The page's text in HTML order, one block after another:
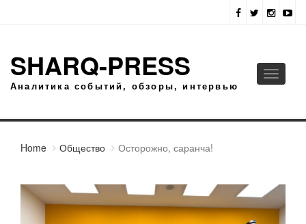
SHARQ-PRESS
Аналитика событий, обзоры, интервью
Toggle
Home Общество Осторожно, саранча!